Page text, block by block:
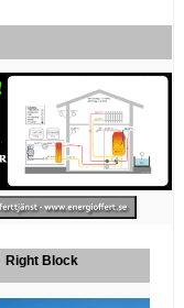
Right Block